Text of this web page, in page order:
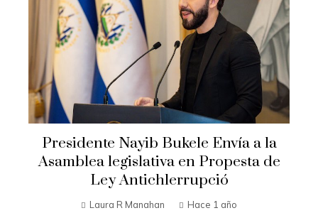
Presidente Nayib Bukele Envía a la
Asamblea legislativa en Propesta de
Ley Antichlerrupció
Laura R Manahan Hace 1 año